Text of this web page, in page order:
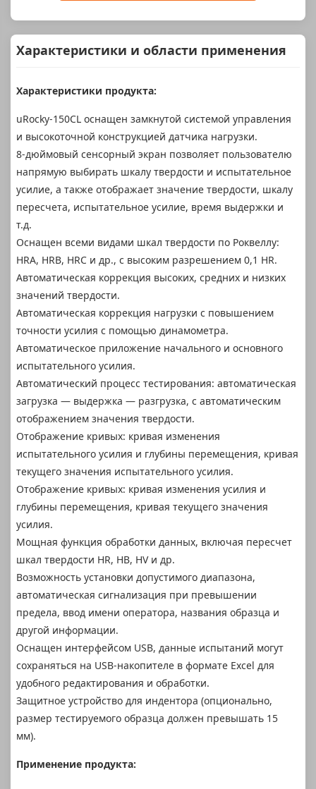
Характеристики и области применения
Характеристики продукта:
uRocky-150CL оснащен замкнутой системой управления
и высокоточной конструкцией датчика нагрузки.
8-дюймовый сенсорный экран позволяет пользователю
напрямую выбирать шкалу твердости и испытательное
усилие, а также отображает значение твердости, шкалу
пересчета, испытательное усилие, время выдержки и
т.д.
Оснащен всеми видами шкал твердости по Роквеллу:
HRA, HRB, HRC и др., с высоким разрешением 0,1 HR.
Автоматическая коррекция высоких, средних и низких
значений твердости.
Автоматическая коррекция нагрузки с повышением
точности усилия с помощью динамометра.
Автоматическое приложение начального и основного
испытательного усилия.
Автоматический процесс тестирования: автоматическая
загрузка — выдержка — разгрузка, с автоматическим
отображением значения твердости.
Отображение кривых: кривая изменения
испытательного усилия и глубины перемещения, кривая
текущего значения испытательного усилия.
Отображение кривых: кривая изменения усилия и
глубины перемещения, кривая текущего значения
усилия.
Мощная функция обработки данных, включая пересчет
шкал твердости HR, HB, HV и др.
Возможность установки допустимого диапазона,
автоматическая сигнализация при превышении
предела, ввод имени оператора, названия образца и
другой информации.
Оснащен интерфейсом USB, данные испытаний могут
сохраняться на USB-накопителе в формате Excel для
удобного редактирования и обработки.
Защитное устройство для индентора (опционально,
размер тестируемого образца должен превышать 15
мм).
Применение продукта: